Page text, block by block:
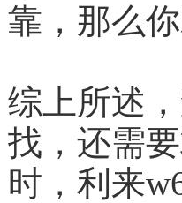
靠，那么你
综上所述
找，还需
时，利来